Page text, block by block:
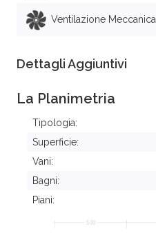
Ventilazione Meccanica
Dettagli Aggiuntivi
La Planimetria
Tipologia:
Superficie:
Vani:
Bagni:
Piani: